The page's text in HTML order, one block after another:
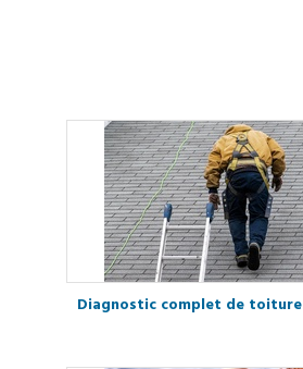
Diagnostic complet de toiture